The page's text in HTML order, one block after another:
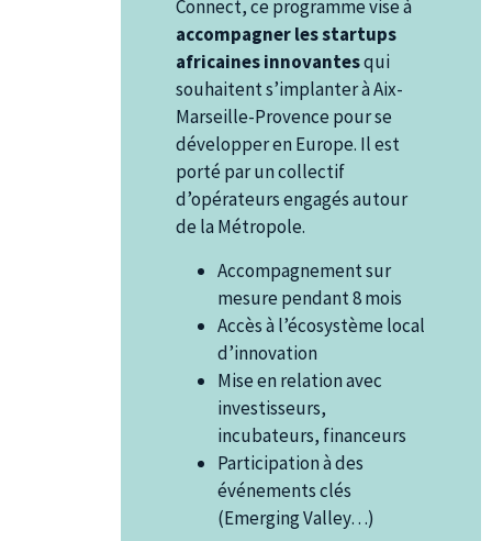
Connect, ce programme vise à
accompagner les startups
africaines innovantesqui
souhaitent s’implanter à Aix-
Marseille-Provence pour se
développer en Europe. Il est
porté par un collectif
d’opérateurs engagés autour
de la Métropole.
Accompagnement sur
mesure pendant 8 mois
Accès à l’écosystème local
d’innovation
Mise en relation avec
investisseurs,
incubateurs, financeurs
Participation à des
événements clés
(Emerging Valley…)